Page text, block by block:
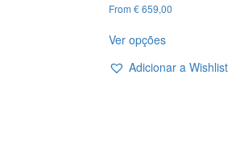
From €659,00
Ver opçõesproduct
multiple
Adicionar a Wishlist